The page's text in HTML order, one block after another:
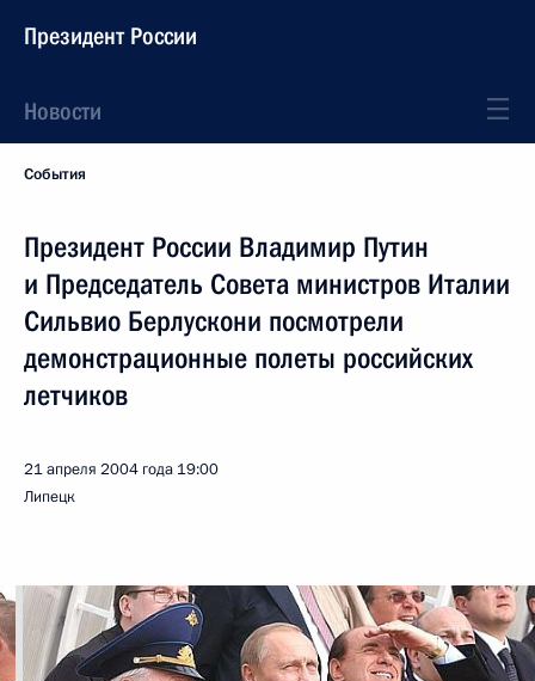
Президент России
Новости
События
Президент России Владимир Путин
и Председатель Совета министров Италии
Сильвио Берлускони посмотрели
демонстрационные полеты российских
летчиков
21 апреля 2004 года 19:00
Липецк